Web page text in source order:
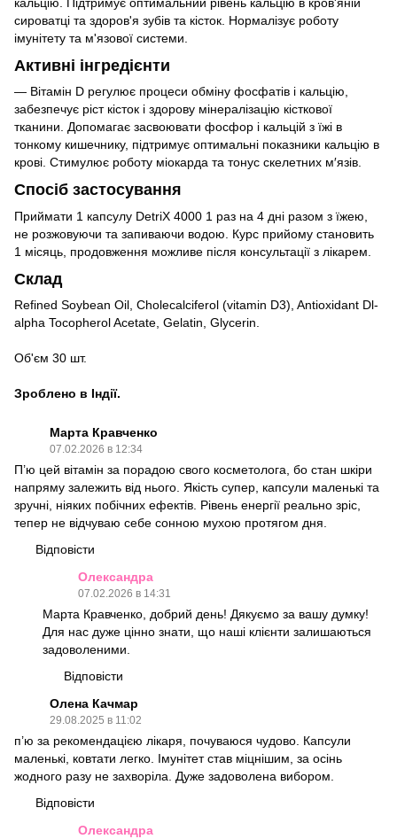
сироватці та здоров'я зубів та кісток. Нормалізує роботу
імунітету та м'язової системи.
Активні інгредієнти
— Вітамін D регулює процеси обміну фосфатів і кальцію,
забезпечує ріст кісток і здорову мінералізацію кісткової
тканини. Допомагає засвоювати фосфор і кальцій з їжі в
тонкому кишечнику, підтримує оптимальні показники кальцію в
крові. Стимулює роботу міокарда та тонус скелетних м′язів.
Спосіб застосування
Приймати 1 капсулу DetriX 4000 1 раз на 4 дні разом з їжею,
не розжовуючи та запиваючи водою. Курс прийому становить
1 місяць, продовження можливе після консультації з лікарем.
Склад
Refined Soybean Oil, Cholecalciferol (vitamin D3), Antioxidant Dl-
alpha Tocopherol Acetate, Gelatin, Glycerin.
Об'єм 30 шт.
Зроблено в Індії.
Марта Кравченко
07.02.2026 в 12:34
П’ю цей вітамін за порадою свого косметолога, бо стан шкіри
напряму залежить від нього. Якість супер, капсули маленькі та
зручні, ніяких побічних ефектів. Рівень енергії реально зріс,
тепер не відчуваю себе сонною мухою протягом дня.
Відповісти
Олександра
07.02.2026 в 14:31
Марта Кравченко, добрий день! Дякуємо за вашу думку!
Для нас дуже цінно знати, що наші клієнти залишаються
задоволеними.
Відповісти
Олена Качмар
29.08.2025 в 11:02
п’ю за рекомендацією лікаря, почуваюся чудово. Капсули
маленькі, ковтати легко. Імунітет став міцнішим, за осінь
жодного разу не захворіла. Дуже задоволена вибором.
Відповісти
Олександра